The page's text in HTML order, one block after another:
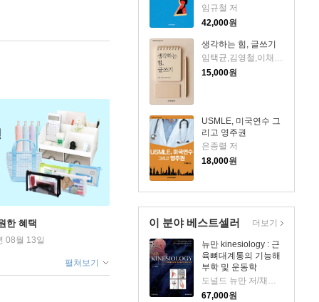
임규철 저
42,000원
생각하는 힘, 글쓰기
임택균,김영철,이채영,최천집 저
15,000원
USMLE, 미국연수 그
리고 영주권
은종렬 저
18,000원
이 분야 베스트셀러
뉴만 kinesiology : 근
육뼈대계통의 기능해
부학 및 운동학
도널드 뉴만 저/채윤원 등역
67,000원
더보기
한 혜택
08월 13일
펼쳐보기